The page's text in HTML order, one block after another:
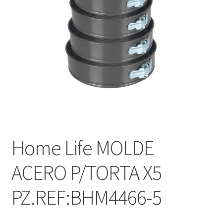
Home Life MOLDE
ACERO P/TORTA X5
PZ.REF:BHM4466-5